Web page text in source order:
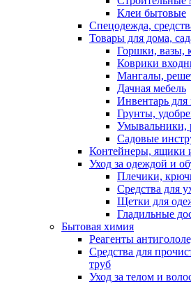
Клеи бытовые
Спецодежда,
Товары для дома,
Горшки, вазы,
Коврики
Мангалы,
Дачная мебель
Инвентарь для
Грунты,
Умывальники,
Садовые
Контейнеры, ящики
Уход за одеждой и
Плечики,
Средства для
Щетки для
Гладильные
Бытовая химия
Реагенты
Средства для
труб
Уход за телом и